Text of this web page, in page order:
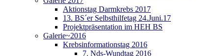
Aktionstag Darmkrebs 2017
13. BS´er Selbsthilfetag 24.Juni.17
Projektpräsentation im HEH BS
Galerie~2016
Krebsinformationstag 2016
7. Nds-Wundtag 2016